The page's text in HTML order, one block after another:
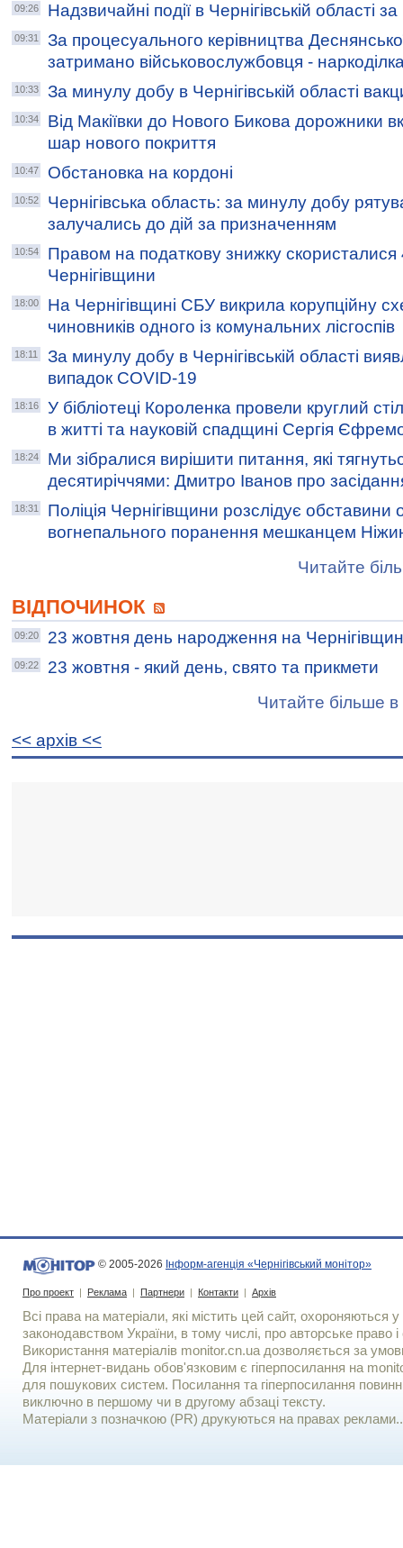
09:26 Надзвичайні події в Чернігівській області
09:31
За процесуального керівництва
затримано військовослужбовця -
10:33 За минулу добу в Чернігівській області
10:34
Від Макіївки до Нового Бикова дорожники
шар нового покриття
10:47 Обстановка на кордоні
10:52
Чернігівська область: за минулу добу
залучались до дій за призначенням
10:54
Правом на податкову знижку скористалися
Чернігівщини
18:00
На Чернігівщині СБУ викрила корупційну
чиновників одного із комунальних лісгоспів
18:11
За минулу добу в Чернігівській області
випадок COVID-19
18:16
У бібліотеці Короленка провели круглий стіл
в житті та науковій спадщині Сергія
18:24
Ми зібралися вирішити питання, які
десятиріччями: Дмитро Іванов про
18:31
Поліція Чернігівщини розслідує обставини
вогнепального поранення мешканцем
Читайте
ВІДПОЧИНОК
09:20 23 жовтня день народження на
09:22
23 жовтня - який день, свято та прикмети
Читайте більше в
<< архiв <<
© 2005-2026 Інформ-агенція «Чернігівський монітор»
Про проект | Реклама | Партнери | Контакти | Архів
Всі права на матеріали, які містить цей сайт, охороняються у
законодавством України, в тому числі, про авторське право і
Використання матерiалiв monitor.cn.ua дозволяється за
Для iнтернет-видань обов'язковим є гiперпосилання на
для пошукових систем. Посилання та гіперпосилання
виключно в першому чи в другому абзаці тексту.
Матеріали з позначкою (PR) друкуються на правах реклами..